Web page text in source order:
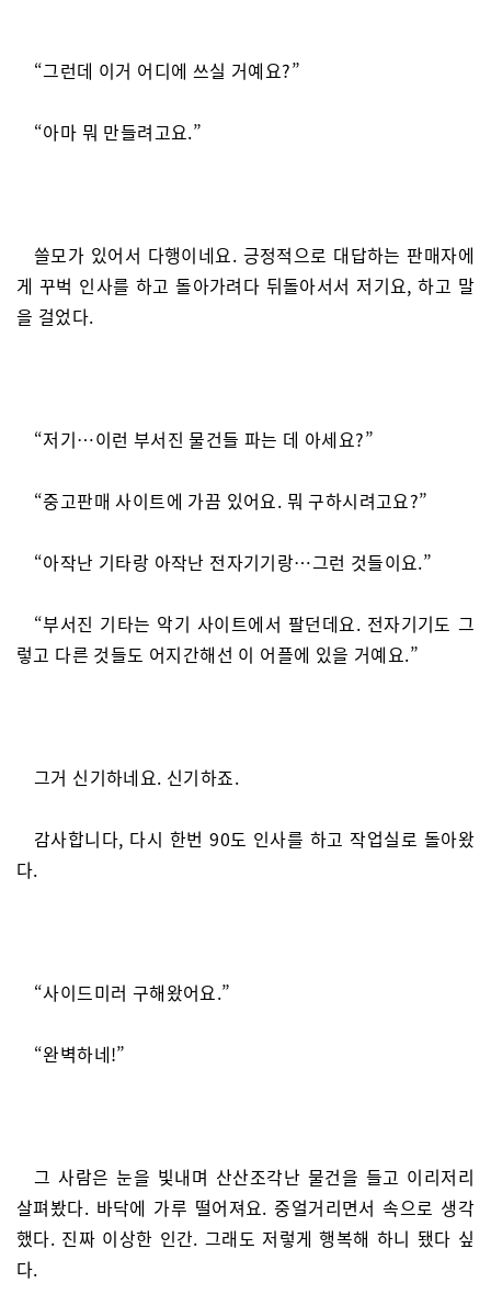
“그런데 이거 어디에 쓰실 거예요?”
“아마 뭐 만들려고요.”
쓸모가 있어서 다행이네요. 긍정적으로 대답하는 판매자에
게 꾸벅 인사를 하고 돌아가려다 뒤돌아서서 저기요, 하고 말
을 걸었다.
“저기…이런 부서진 물건들 파는 데 아세요?”
“중고판매 사이트에 가끔 있어요. 뭐 구하시려고요?”
“아작난 기타랑 아작난 전자기기랑…그런 것들이요.”
“부서진 기타는 악기 사이트에서 팔던데요. 전자기기도 그
렇고 다른 것들도 어지간해선 이 어플에 있을 거예요.”
그거 신기하네요. 신기하죠.
감사합니다, 다시 한번 90도 인사를 하고 작업실로 돌아왔
다.
“사이드미러 구해왔어요.”
“완벽하네!”
그 사람은 눈을 빛내며 산산조각난 물건을 들고 이리저리
살펴봤다. 바닥에 가루 떨어져요. 중얼거리면서 속으로 생각
했다. 진짜 이상한 인간. 그래도 저렇게 행복해 하니 됐다 싶
다.